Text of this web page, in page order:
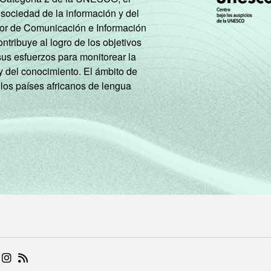
de la información y del
de Comunicación e Información
al logro de los objetivos
esfuerzos para monitorear la
del conocimiento. El ámbito de
países africanos de lengua
EM NOVA ABA)
(ABRE EM NOVA ABA)
NIC.BR (ABRE EM NOVA ABA)
NIC.BR (ABRE EM NOVA ABA)
DO NIC.BR (ABRE EM NOVA ABA)
DO NIC.BR (ABRE EM NOVA ABA)
INSTAGRAM DO NIC.BR (ABRE EM NOVA ABA)
RSS DO NIC.BR (ABRE EM NOVA ABA)